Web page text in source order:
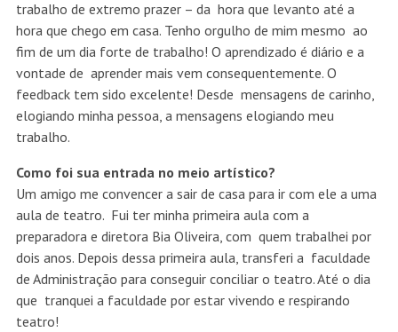
trabalho de extremo prazer – da hora que levanto até a
hora que chego em casa. Tenho orgulho de mim mesmo ao
fim de um dia forte de trabalho! O aprendizado é diário e a
vontade de aprender mais vem consequentemente. O
feedback tem sido excelente! Desde mensagens de carinho,
elogiando minha pessoa, a mensagens elogiando meu
trabalho.
Como foi sua entrada no meio artístico?
Um amigo me convencer a sair de casa para ir com ele a uma
aula de teatro. Fui ter minha primeira aula com a
preparadora e diretora Bia Oliveira, com quem trabalhei por
dois anos. Depois dessa primeira aula, transferi a faculdade
de Administração para conseguir conciliar o teatro. Até o dia
que tranquei a faculdade por estar vivendo e respirando
teatro!